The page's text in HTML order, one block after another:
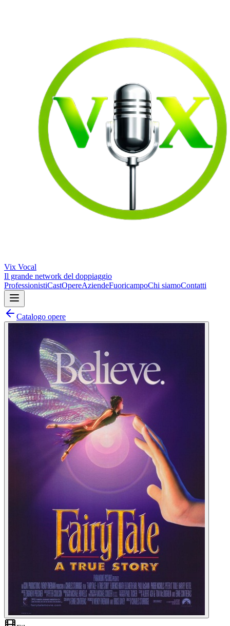
Vix Vocal
Il grande network del doppiaggio
ProfessionistiCastOpereAziendeFuoricampoChi siamoContatti
Catalogo opere